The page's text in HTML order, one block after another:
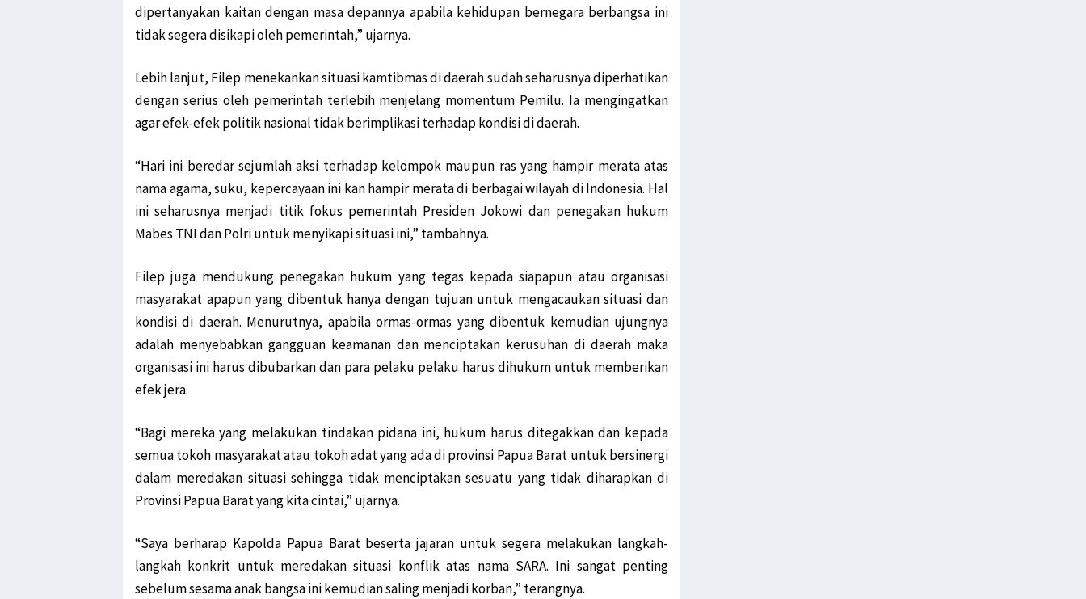
dipertanyakan kaitan dengan masa depannya apabila kehidupan bernegara berbangsa ini
tidak segera disikapi oleh pemerintah,” ujarnya.
Lebih lanjut, Filep menekankan situasi kamtibmas di daerah sudah seharusnya diperhatikan
dengan serius oleh pemerintah terlebih menjelang momentum Pemilu. Ia mengingatkan
agar efek-efek politik nasional tidak berimplikasi terhadap kondisi di daerah.
“Hari ini beredar sejumlah aksi terhadap kelompok maupun ras yang hampir merata atas
nama agama, suku, kepercayaan ini kan hampir merata di berbagai wilayah di Indonesia. Hal
ini seharusnya menjadi titik fokus pemerintah Presiden Jokowi dan penegakan hukum
Mabes TNI dan Polri untuk menyikapi situasi ini,” tambahnya.
Filep juga mendukung penegakan hukum yang tegas kepada siapapun atau organisasi
masyarakat apapun yang dibentuk hanya dengan tujuan untuk mengacaukan situasi dan
kondisi di daerah. Menurutnya, apabila ormas-ormas yang dibentuk kemudian ujungnya
adalah menyebabkan gangguan keamanan dan menciptakan kerusuhan di daerah maka
organisasi ini harus dibubarkan dan para pelaku pelaku harus dihukum untuk memberikan
efek jera.
“Bagi mereka yang melakukan tindakan pidana ini, hukum harus ditegakkan dan kepada
semua tokoh masyarakat atau tokoh adat yang ada di provinsi Papua Barat untuk bersinergi
dalam meredakan situasi sehingga tidak menciptakan sesuatu yang tidak diharapkan di
Provinsi Papua Barat yang kita cintai,” ujarnya.
“Saya berharap Kapolda Papua Barat beserta jajaran untuk segera melakukan langkah-
langkah konkrit untuk meredakan situasi konflik atas nama SARA. Ini sangat penting
sebelum sesama anak bangsa ini kemudian saling menjadi korban,” terangnya.